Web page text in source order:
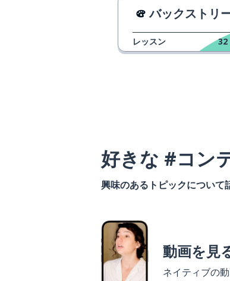
バックストリート・ボーイズ - アズ・ロング
レッスン 32
好きな #コン
興味のあるトピックについて
動画を見
ネイティブの